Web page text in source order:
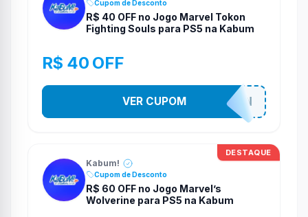
Cupom de Desconto
R$ 40 OFF no Jogo Marvel Tokon
Fighting Souls para PS5 na Kabum
R$ 40 OFF
MARVELTOKON
VER CUPOM
DESTAQUE
Kabum!
Cupom de Desconto
R$ 60 OFF no Jogo Marvel’s
Wolverine para PS5 na Kabum